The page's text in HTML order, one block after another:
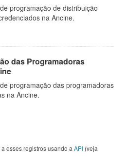
programação de distribuição
na Ancine.
das Programadoras
programação das programadoras
na Ancine.
esses registros usando a API (veja